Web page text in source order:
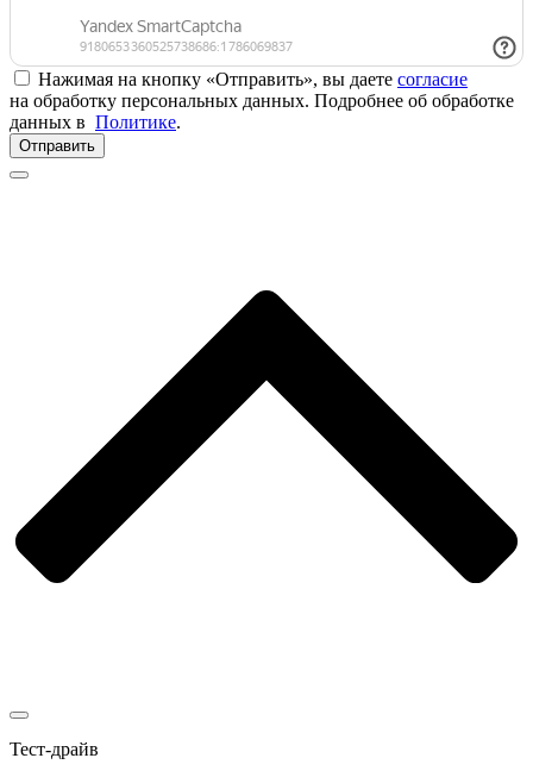
Нажимая на кнопку «Отправить», вы даете согласие
на обработку персональных данных. Подробнее об обработке
данных в Политике.
Отправить
Тест-драйв